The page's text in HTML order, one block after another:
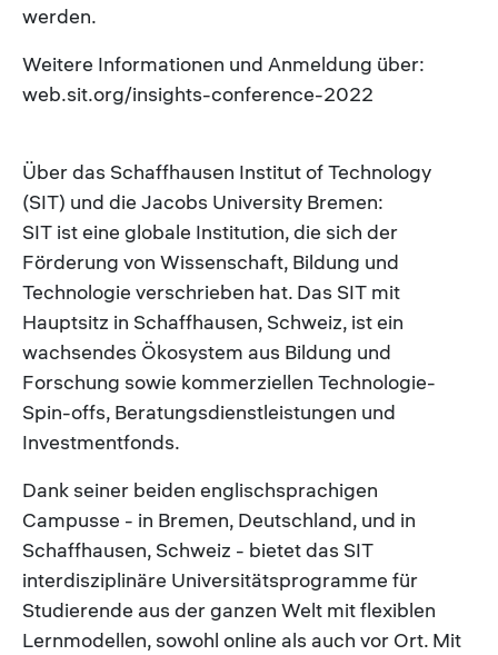
werden.
Weitere Informationen und Anmeldung über:
web.sit.org/insights-conference-2022
Über das Schaffhausen Institut of Technology
(SIT) und die Jacobs University Bremen:
SIT ist eine globale Institution, die sich der
Förderung von Wissenschaft, Bildung und
Technologie verschrieben hat. Das SIT mit
Hauptsitz in Schaffhausen, Schweiz, ist ein
wachsendes Ökosystem aus Bildung und
Forschung sowie kommerziellen Technologie-
Spin-offs, Beratungsdienstleistungen und
Investmentfonds.
Dank seiner beiden englischsprachigen
Campusse - in Bremen, Deutschland, und in
Schaffhausen, Schweiz - bietet das SIT
interdisziplinäre Universitätsprogramme für
Studierende aus der ganzen Welt mit flexiblen
Lernmodellen, sowohl online als auch vor Ort. Mit